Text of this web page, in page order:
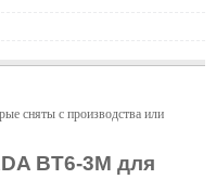
сняты с производства или
BT6-3M для